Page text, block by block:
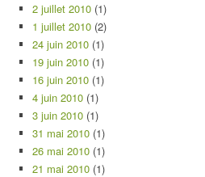
2 juillet 2010 (1)
1 juillet 2010 (2)
24 juin 2010 (1)
19 juin 2010 (1)
16 juin 2010 (1)
4 juin 2010 (1)
3 juin 2010 (1)
31 mai 2010 (1)
26 mai 2010 (1)
21 mai 2010 (1)